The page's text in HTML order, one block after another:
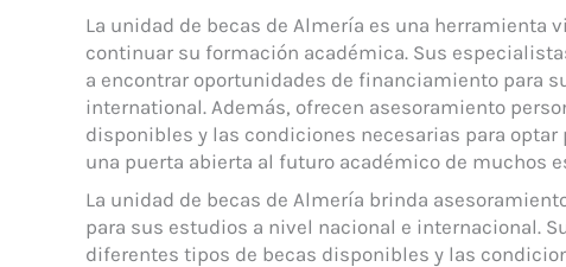
La unidad de becas de Almería es una herramienta
continuar su formación académica. Sus
a encontrar oportunidades de financiamiento para
international. Además, ofrecen asesoramiento
disponibles y las condiciones necesarias para
una puerta abierta al futuro académico de muchos
La unidad de becas de Almería brinda
para sus estudios a nivel nacional e internacional.
diferentes tipos de becas disponibles y las